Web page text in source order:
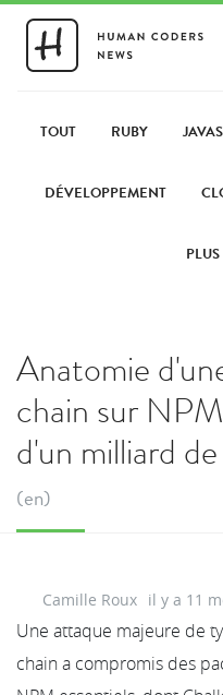
TOUT RUBY
DÉVELOPPEMENT
Anatomie
chain sur
d'un milliard
(en)
Camille Roux il y a 11
Une attaque majeure de
chain a compromis des